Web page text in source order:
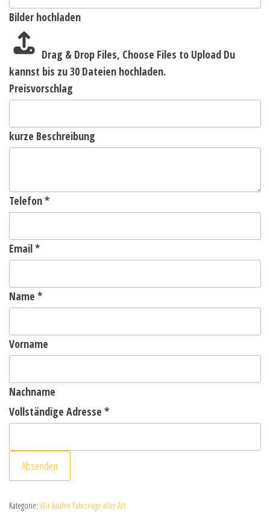
Bilder hochladen
Drag & Drop Files, Choose Files to Upload Du
kannst bis zu 30 Dateien hochladen.
Preisvorschlag
kurze Beschreibung
Telefon*
Email*
Name *
Vorname
Nachname
Vollständige Adresse *
Absenden
Kategorie: Wir kaufen Fahrzeuge aller Art